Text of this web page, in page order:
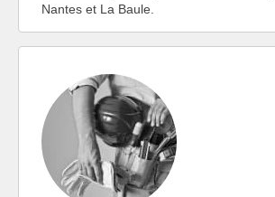
Nantes et La Baule.